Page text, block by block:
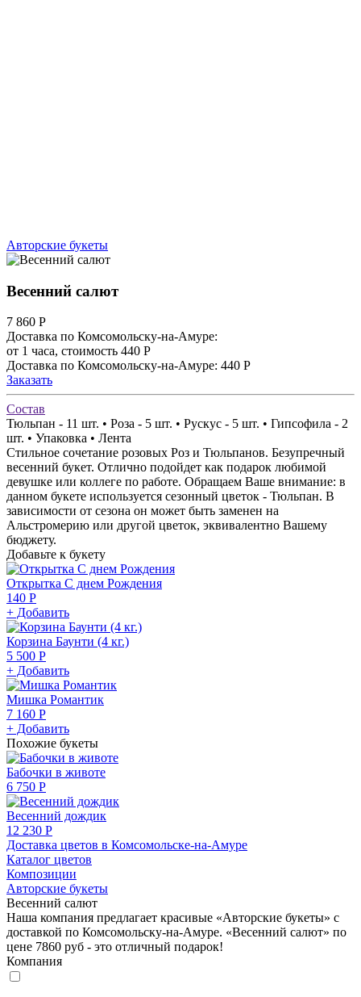
Авторские букеты
Весенний салют
7 860 Р
Доставка по Комсомольску-на-Амуре:
от 1 часа, стоимость 440 Р
Доставка по Комсомольску-на-Амуре: 440 Р
Заказать
Состав
Тюльпан - 11 шт. • Роза - 5 шт. • Рускус - 5 шт. • Гипсофила - 2
шт. • Упаковка • Лента
Стильное сочетание розовых Роз и Тюльпанов. Безупречный
весенний букет. Отлично подойдет как подарок любимой
девушке или коллеге по работе. Обращаем Ваше внимание: в
данном букете используется сезонный цветок - Тюльпан. В
зависимости от сезона он может быть заменен на
Альстромерию или другой цветок, эквивалентно Вашему
бюджету.
Добавьте к букету
Открытка С днем Рождения
140 Р
+ Добавить
Корзина Баунти (4 кг.)
5 500 Р
+ Добавить
Мишка Романтик
7 160 Р
+ Добавить
Похожие букеты
Бабочки в животе
6 750 Р
Весенний дождик
12 230 Р
Доставка цветов в Комсомольске-на-Амуре
Каталог цветов
Композиции
Авторские букеты
Весенний салют
Наша компания предлагает красивые «Авторские букеты» с
доставкой по Комсомольску-на-Амуре. «Весенний салют» по
цене 7860 руб - это отличный подарок!
Компания